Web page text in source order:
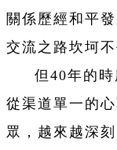
關係歷經和平
交流之路坎坷不
但40年的
從渠道單一的
眾，越來越深